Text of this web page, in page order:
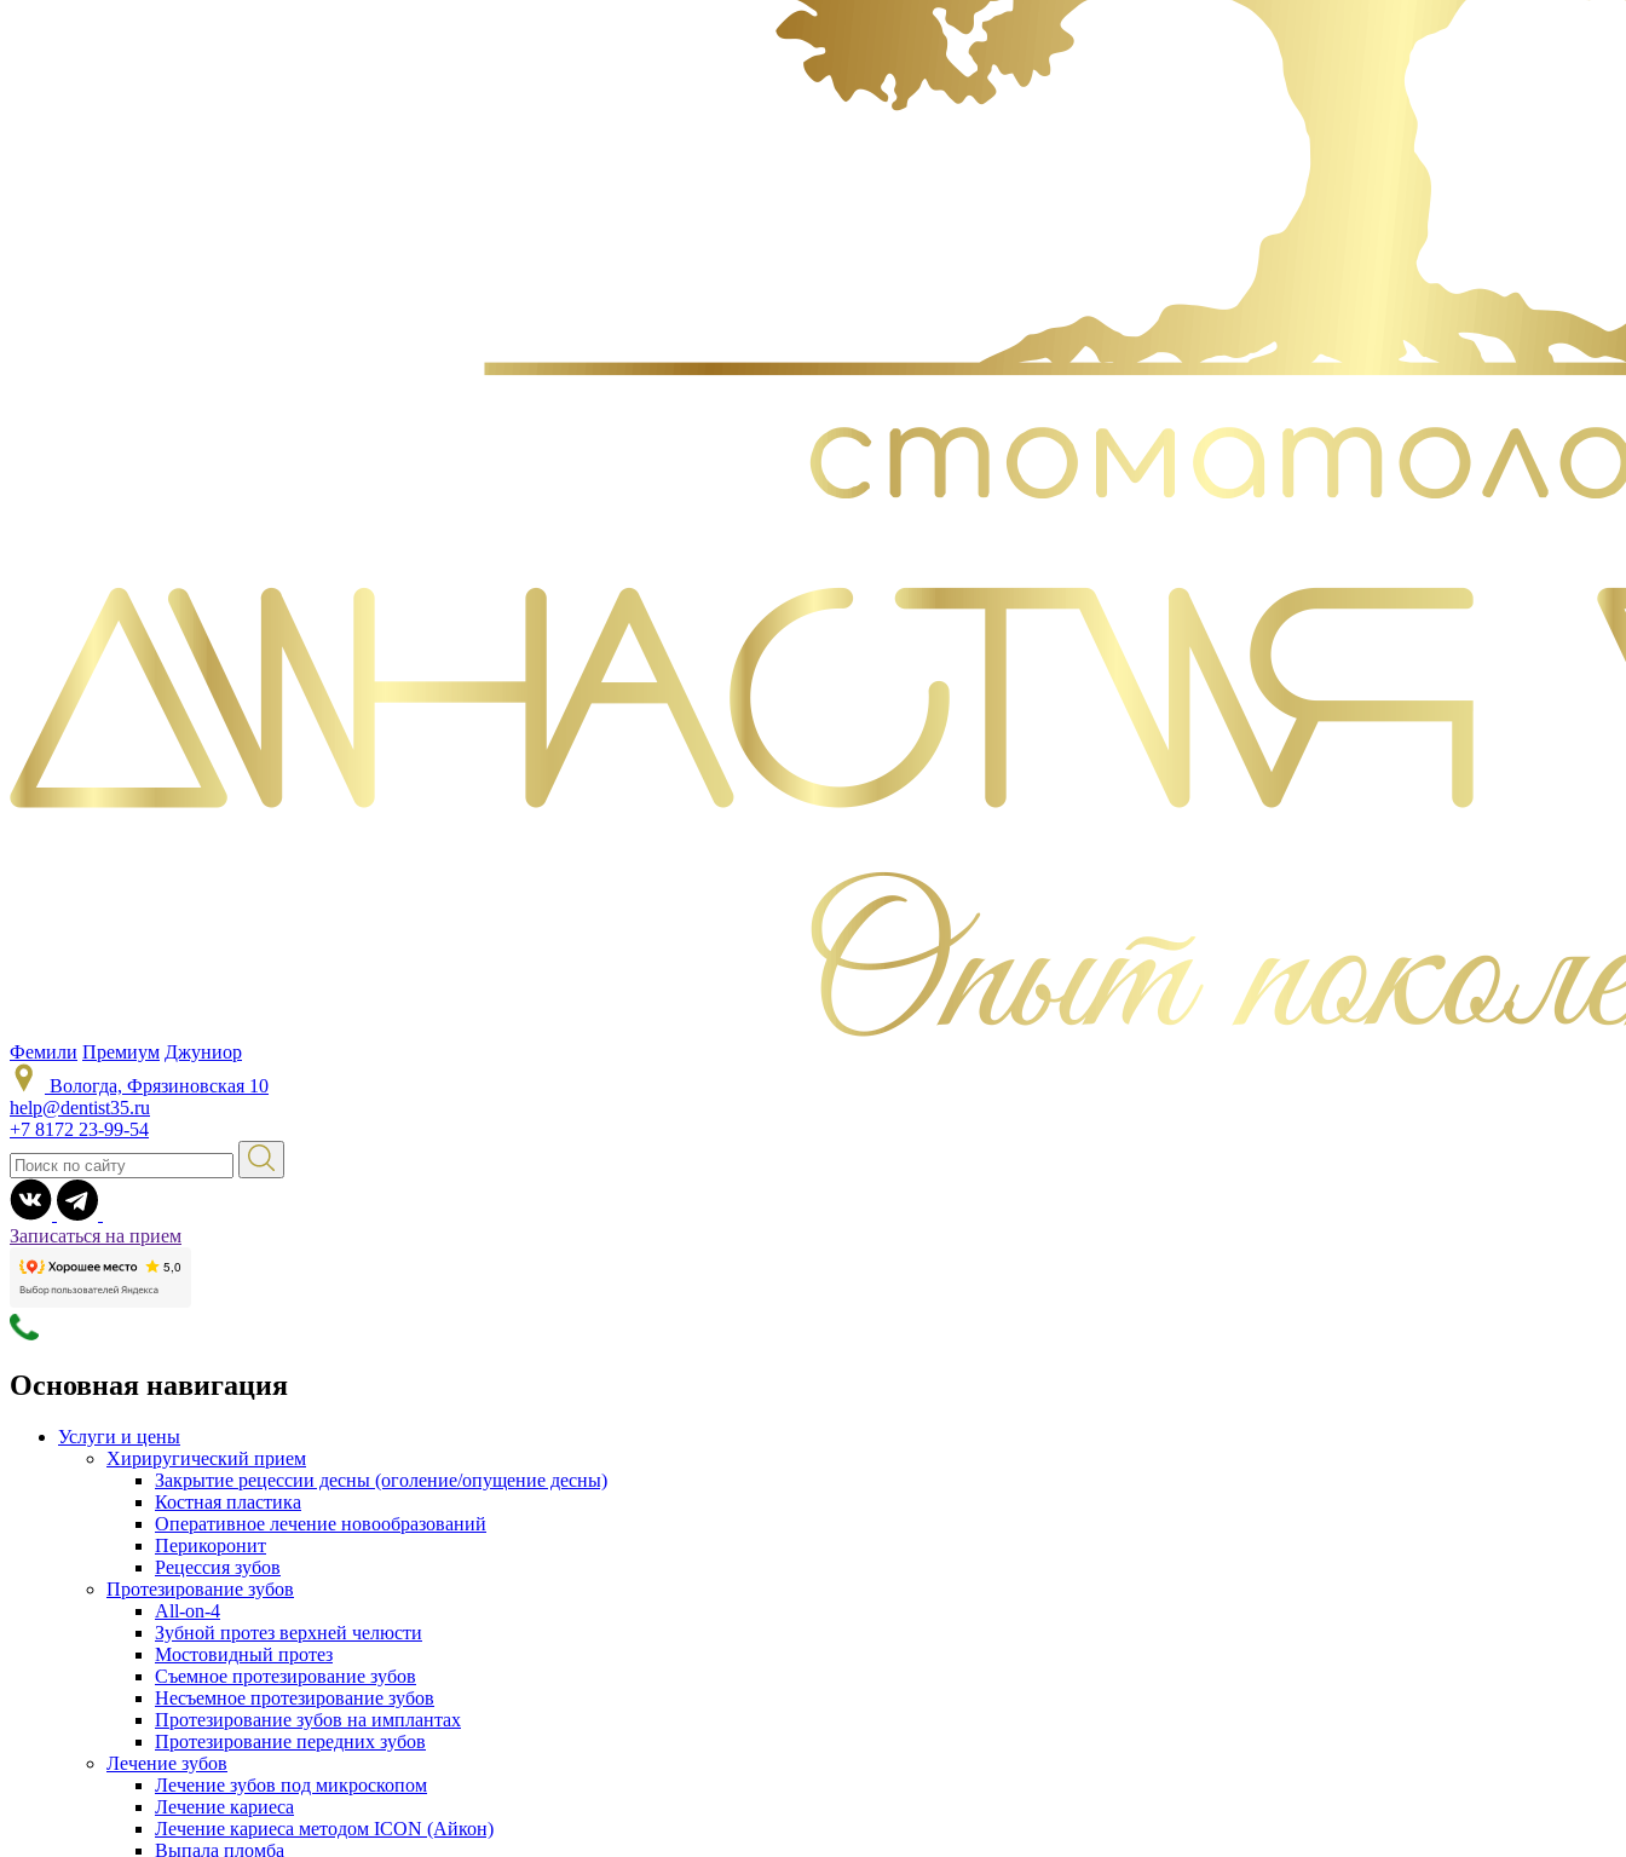
Фемили Премиум Джуниор
Вологда, Фрязиновская 10
help@dentist35.ru
+7 8172 23-99-54
Записаться на прием
Основная навигация
Услуги и цены
Хириругический прием
Закрытие рецессии десны (оголение/опущение десны)
Костная пластика
Оперативное лечение новообразований
Перикоронит
Рецессия зубов
Протезирование зубов
All-on-4
Зубной протез верхней челюсти
Мостовидный протез
Съемное протезирование зубов
Несъемное протезирование зубов
Протезирование зубов на имплантах
Протезирование передних зубов
Лечение зубов
Лечение зубов под микроскопом
Лечение кариеса
Лечение кариеса методом ICON (Айкон)
Выпала пломба